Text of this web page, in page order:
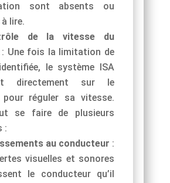
sont absents ou
lire.
de la vitesse du
Une fois la limitation de
le système ISA
directement sur le
pour réguler sa vitesse.
se faire de plusieurs
:
au conducteur :
visuelles et sonores
le conducteur qu’il